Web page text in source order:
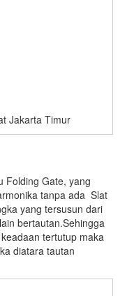
Jakarta Timur
Folding Gate, yang
tanpa ada Slat
yang tersusun dari
bertautan.Sehingga
tertutup maka
diatara tautan